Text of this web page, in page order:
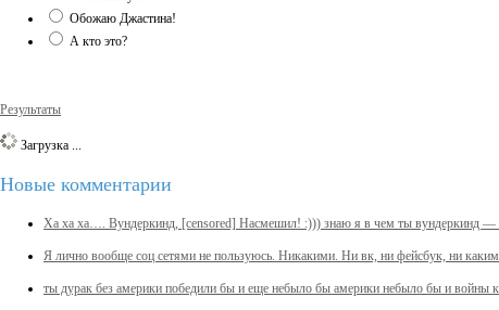
Обожаю Джастина!
А кто это?
Результаты
Загрузка ...
Новые комментарии
Ха ха ха…. Вундеркинд, [censored] Насмешил! :))) знаю я в чем ты вундеркинд —
Я лично вообще соц сетями не пользуюсь. Никакими. Ни вк, ни фейсбук, ни
ты дурак без америки победили бы и еще небыло бы америки небыло бы и войны